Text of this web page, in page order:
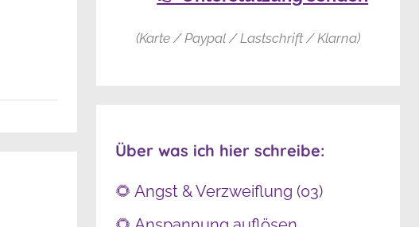
(Karte / Paypal / Lastschrift / Klarna)
Über was ich hier schreibe:
🌻 Angst & Verzweiflung (03)